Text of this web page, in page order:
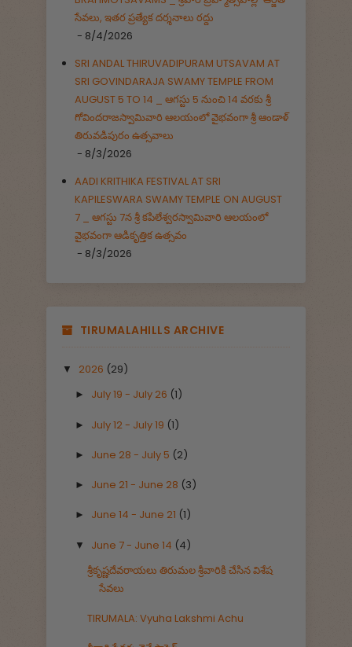
సేవలు, ఇతర ప్రత్యేక దర్శనాలు రద్దు
- 8/4/2026
SRI ANDAL THIRUVADIPURAM UTSAVAM AT
SRI GOVINDARAJA SWAMY TEMPLE FROM
AUGUST 5 TO 14 _ ఆగస్టు 5 నుంచి 14 వరకు శ్రీ
గోవిందరాజస్వామివారి ఆలయంలో వైభవంగా శ్రీ ఆండాళ్
తిరువడిపురం ఉత్సవాలు
- 8/3/2026
AADI KRITHIKA FESTIVAL AT SRI
KAPILESWARA SWAMY TEMPLE ON AUGUST
7 _ ఆగస్టు 7న శ్రీ కపిలేశ్వరస్వామివారి ఆలయంలో
వైభవంగా ఆడికృత్తిక ఉత్సవం
- 8/3/2026
TIRUMALAHILLS ARCHIVE
▼ 2026 (29)
► July 19 - July 26 (1)
► July 12 - July 19 (1)
► June 28 - July 5 (2)
► June 21 - June 28 (3)
► June 14 - June 21 (1)
▼ June 7 - June 14 (4)
శ్రీకృష్ణదేవరాయలు తిరుమల శ్రీవారికి చేసిన విశేష
సేవలు
TIRUMALA: Vyuha Lakshmi Achu